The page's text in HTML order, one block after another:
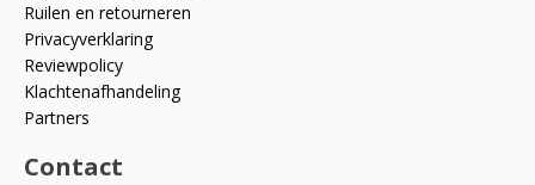
Ruilen en retourneren
Privacyverklaring
Reviewpolicy
Klachtenafhandeling
Partners
Contact